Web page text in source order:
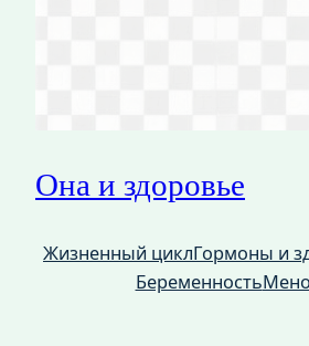
Она и здоровье
Жизненный циклГормоны и
Беременность